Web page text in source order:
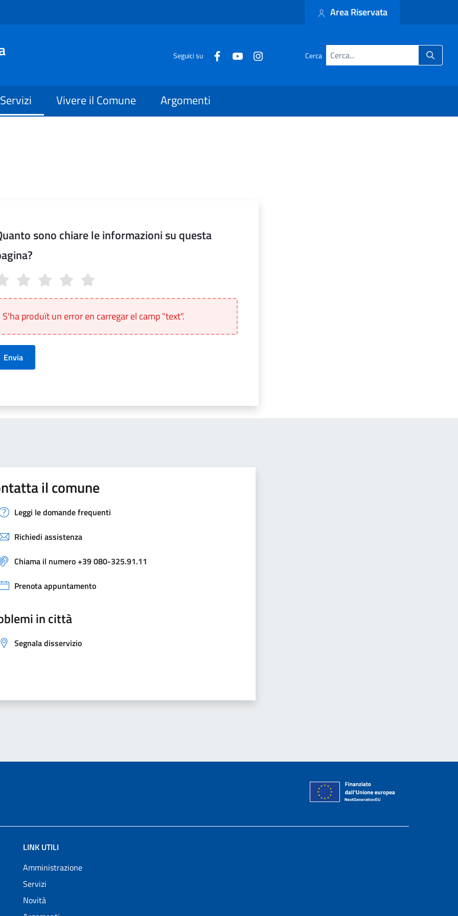
Area Riservata
Seguici su Cerca
Servizi Vivere il Comune Argomenti
sono chiare le informazioni su questa
S'ha produït un error en carregar el camp "text".
Envia
il comune
Leggi le domande frequenti
Richiedi assistenza
Chiama il numero +39 080-325.91.11
Prenota appuntamento
in città
Segnala disservizio
LINK UTILI
Amministrazione
Servizi
Novità